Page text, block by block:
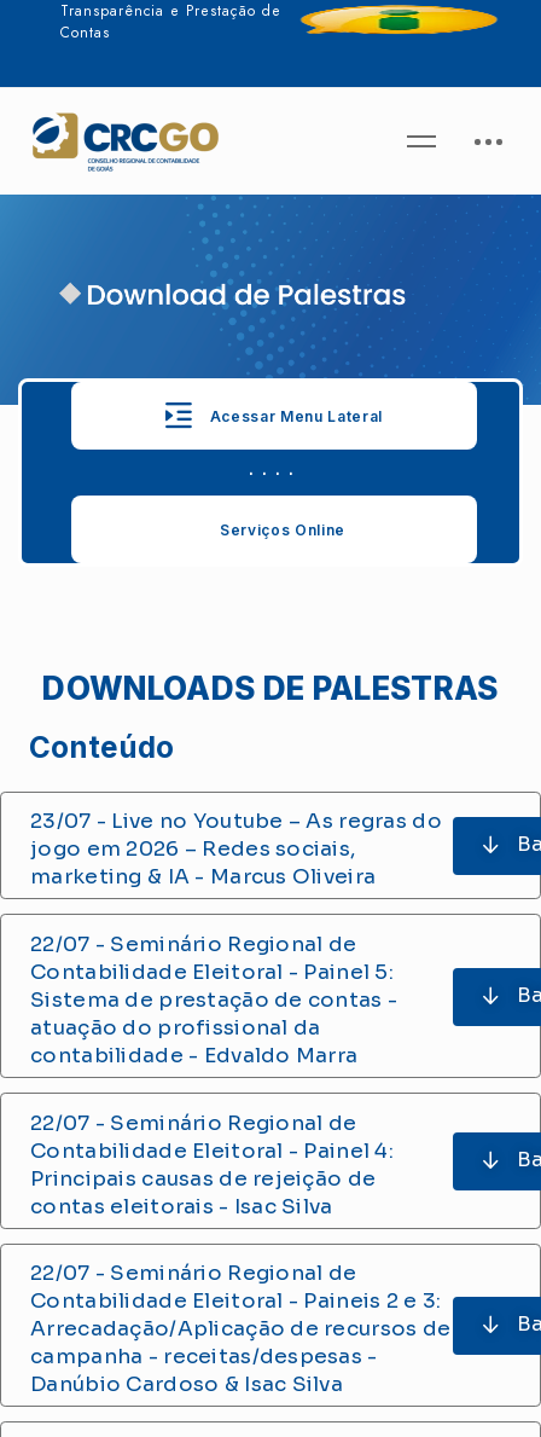
Transparência e Prestação de
Contas
Acessar Menu Lateral
. . . .
Serviços Online
DOWNLOADS DE PALESTRAS
Conteúdo
23/07 - Live no Youtube – As regras do
jogo em 2026 – Redes sociais,
marketing & IA - Marcus Oliveira
22/07 - Seminário Regional de
Contabilidade Eleitoral - Painel 5:
Sistema de prestação de contas -
atuação do profissional da
contabilidade - Edvaldo Marra
22/07 - Seminário Regional de
Contabilidade Eleitoral - Painel 4:
Principais causas de rejeição de
contas eleitorais - Isac Silva
22/07 - Seminário Regional de
Contabilidade Eleitoral - Paineis 2 e 3:
Arrecadação/Aplicação de recursos de
campanha - receitas/despesas -
Danúbio Cardoso & Isac Silva